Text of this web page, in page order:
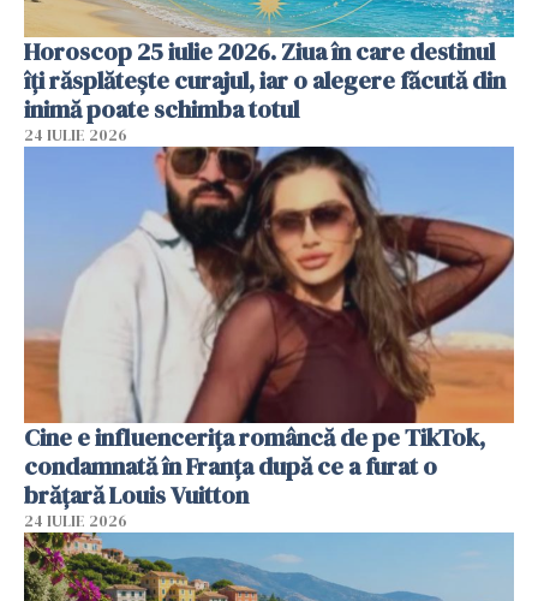
Horoscop 25 iulie 2026. Ziua în care destinul
îți răsplătește curajul, iar o alegere făcută din
inimă poate schimba totul
24 IULIE 2026
Cine e influencerița româncă de pe TikTok,
condamnată în Franța după ce a furat o
brățară Louis Vuitton
24 IULIE 2026